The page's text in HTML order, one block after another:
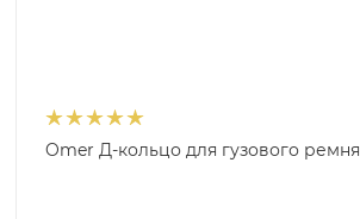
Omer Д-кольцо для гузового ремня